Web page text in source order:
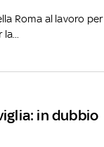
Roma al lavoro per
in dubbio